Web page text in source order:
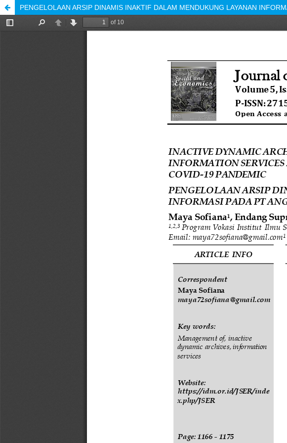
PENGELOLAAN ARSIP DINAMIS INAKTIF DALAM MENDUKUNG LAYANAN